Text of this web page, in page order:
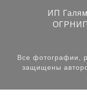
ИП
Все фотографии,
защищены